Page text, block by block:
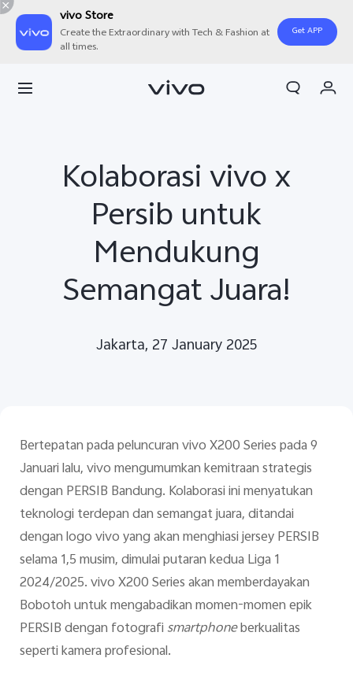
vivo Store
Create the Extraordinary with Tech & Fashion at
all times.
Get APP
Indonesia | Pilih negara/wilayah
Akun SayaKolaborasi vivo x
Persib untuk
Mendukung
Semangat Juara!
Jakarta, 27 January 2025
Bertepatan pada peluncuran vivo X200 Series pada 9
Januari lalu, vivo mengumumkan kemitraan strategis
dengan PERSIB Bandung. Kolaborasi ini menyatukan
teknologi terdepan dan semangat juara, ditandai
dengan logo vivo yang akan menghiasi jersey PERSIB
selama 1,5 musim, dimulai putaran kedua Liga 1
2024/2025. vivo X200 Series akan memberdayakan
Bobotoh untuk mengabadikan momen-momen epik
PERSIB dengan fotografi smartphoneberkualitas
seperti kamera profesional.